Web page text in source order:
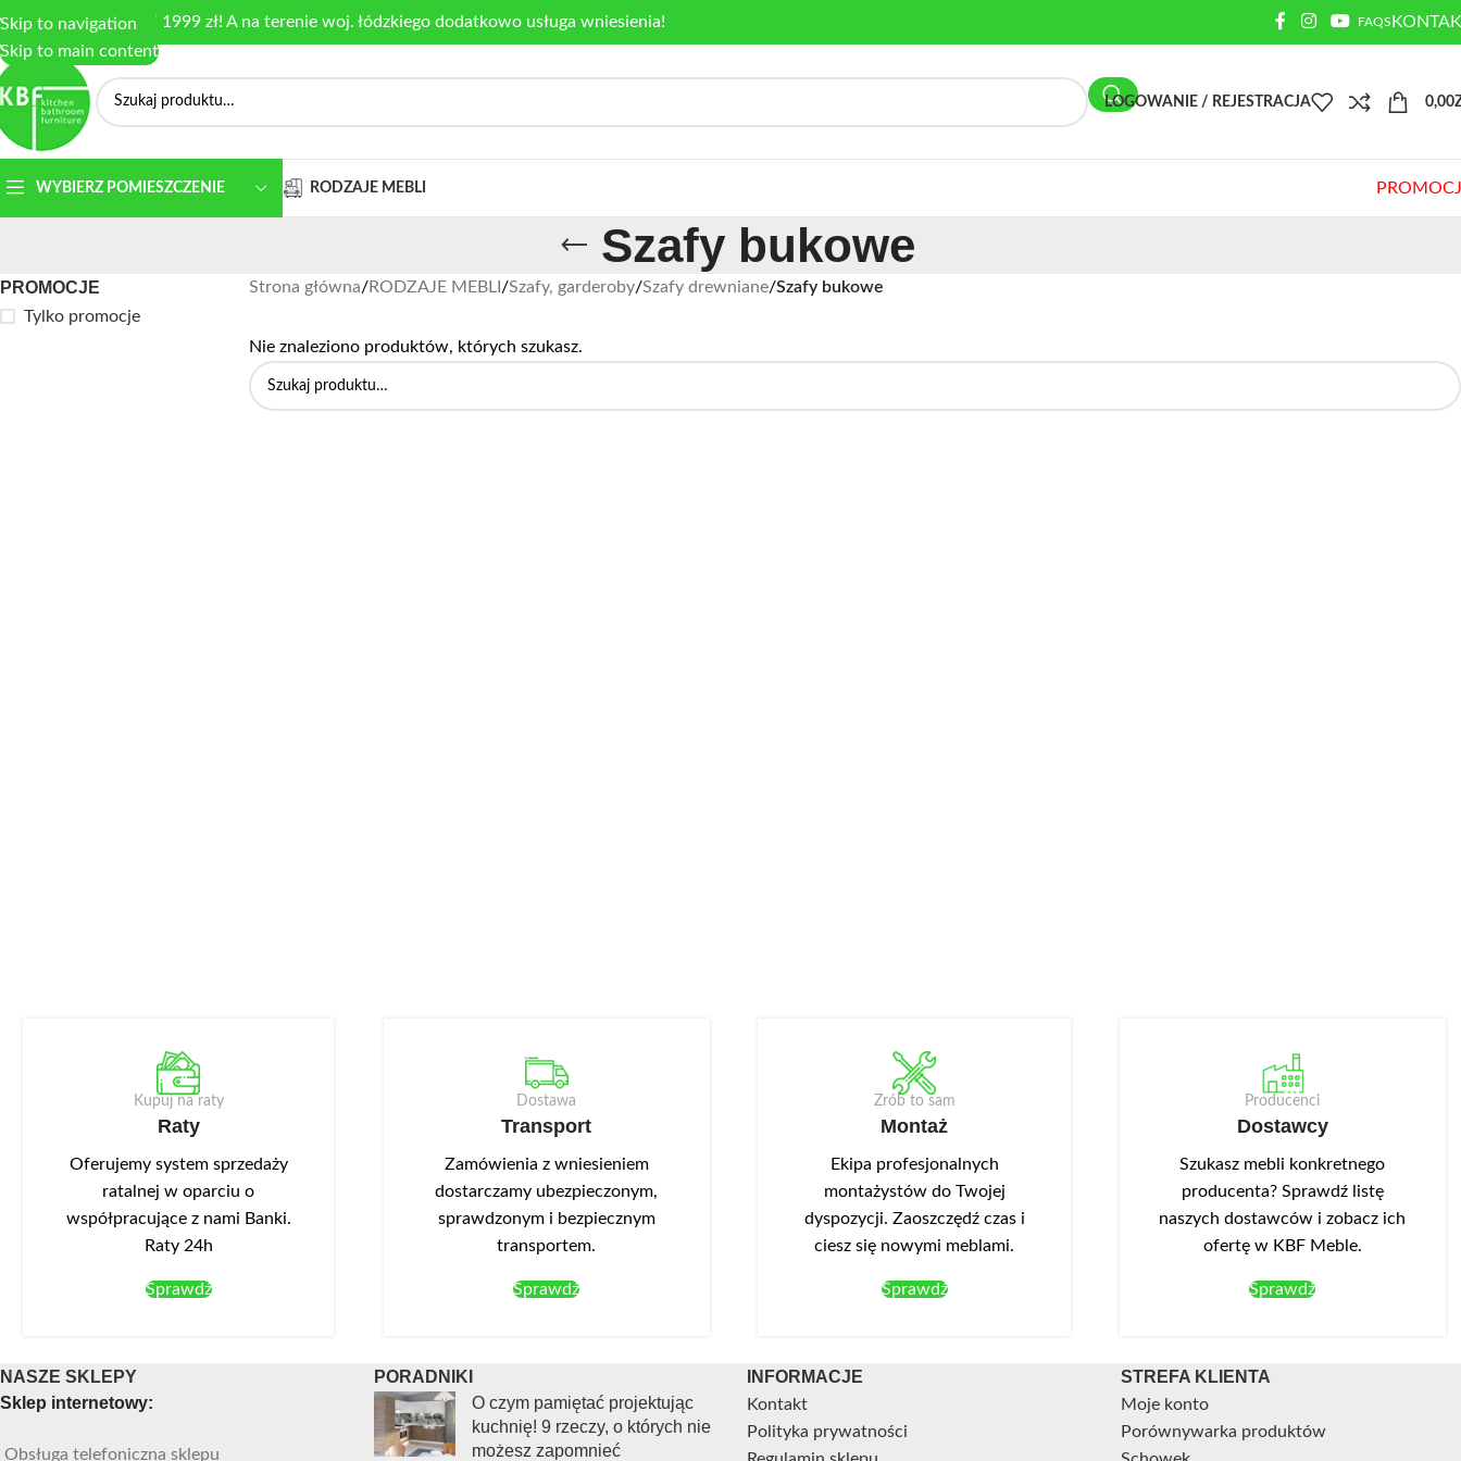
Skip to navigation
Skip to main content
dostawa od 1999 zł! A na terenie woj. łódzkiego dodatkowo usługa wniesienia! FAQS
LOGOWANIE / REJESTRACJA 0,00
WYBIERZ POMIESZCZENIE RODZAJE MEBLI
Szafy bukowe
PROMOCJE
Tylko promocje
Strona główna/RODZAJE MEBLI /Szafy, garderoby/Szafy drewniane/Szafy bukowe
Nie znaleziono produktów, których szukasz.
Kupuj na raty
Raty
Oferujemy system sprzedaży
ratalnej w oparciu o
współpracujące z nami Banki.
Raty 24h
Sprawdź
Dostawa
Transport
Zamówienia z wniesieniem
dostarczamy ubezpieczonym,
sprawdzonym i bezpiecznym
transportem.
Sprawdź
Zrób to sam
Montaż
Ekipa profesjonalnych
montażystów do Twojej
dyspozycji. Zaoszczędź czas i
ciesz się nowymi meblami.
Sprawdź
Producenci
Dostawcy
Szukasz mebli konkretnego
producenta? Sprawdź listę
naszych dostawców i zobacz ich
ofertę w KBF Meble.
Sprawdź
NASZE SKLEPY
Sklep internetowy:
Obsługa telefoniczna sklepu
PORADNIKI
O czym pamiętać projektując
kuchnię! 9 rzeczy, o których nie
możesz zapomnieć
INFORMACJE
Kontakt
Polityka prywatności
STREFA KLIENTA
Moje konto
Porównywarka produktów